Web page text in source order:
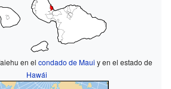
en elcondado de Maui y en el estado de
Hawái